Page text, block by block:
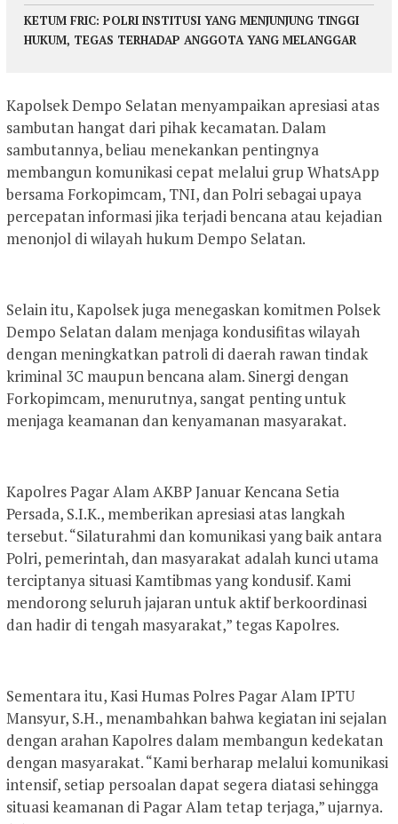
KETUM FRIC: POLRI INSTITUSI YANG MENJUNJUNG TINGGI
HUKUM, TEGAS TERHADAP ANGGOTA YANG MELANGGAR
Kapolsek Dempo Selatan menyampaikan apresiasi atas
sambutan hangat dari pihak kecamatan. Dalam
sambutannya, beliau menekankan pentingnya
membangun komunikasi cepat melalui grup WhatsApp
bersama Forkopimcam, TNI, dan Polri sebagai upaya
percepatan informasi jika terjadi bencana atau kejadian
menonjol di wilayah hukum Dempo Selatan.
Selain itu, Kapolsek juga menegaskan komitmen Polsek
Dempo Selatan dalam menjaga kondusifitas wilayah
dengan meningkatkan patroli di daerah rawan tindak
kriminal 3C maupun bencana alam. Sinergi dengan
Forkopimcam, menurutnya, sangat penting untuk
menjaga keamanan dan kenyamanan masyarakat.
Kapolres Pagar Alam AKBP Januar Kencana Setia
Persada, S.I.K., memberikan apresiasi atas langkah
tersebut. “Silaturahmi dan komunikasi yang baik antara
Polri, pemerintah, dan masyarakat adalah kunci utama
terciptanya situasi Kamtibmas yang kondusif. Kami
mendorong seluruh jajaran untuk aktif berkoordinasi
dan hadir di tengah masyarakat,” tegas Kapolres.
Sementara itu, Kasi Humas Polres Pagar Alam IPTU
Mansyur, S.H., menambahkan bahwa kegiatan ini sejalan
dengan arahan Kapolres dalam membangun kedekatan
dengan masyarakat. “Kami berharap melalui komunikasi
intensif, setiap persoalan dapat segera diatasi sehingga
situasi keamanan di Pagar Alam tetap terjaga,” ujarnya.